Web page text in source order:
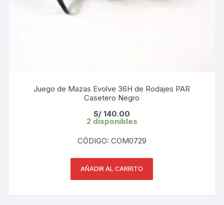
Juego de Mazas Evolve 36H de Rodajes PAR
Casetero Negro
S/ 140.00
2 disponibles
CÓDIGO: COM0729
AÑADIR AL CARRITO